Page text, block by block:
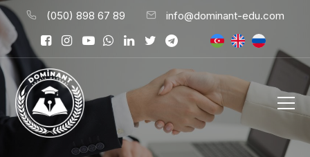
(050) 898 67 89 info@dominant-edu.com